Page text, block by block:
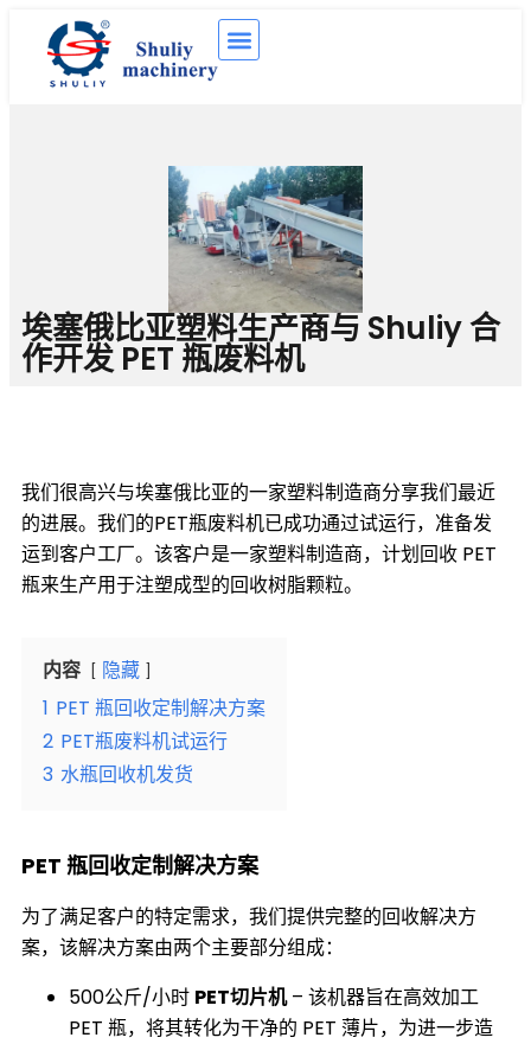
埃塞俄比亚塑料生产商与 Shuliy 合
作开发 PET 瓶废料机
我们很高兴与埃塞俄比亚的一家塑料制造商分享我们最近
的进展。我们的PET瓶废料机已成功通过试运行，准备发
运到客户工厂。该客户是一家塑料制造商，计划回收 PET
瓶来生产用于注塑成型的回收树脂颗粒。
内容
隐藏
1 PET 瓶回收定制解决方案
2 PET瓶废料机试运行
3 水瓶回收机发货
PET 瓶回收定制解决方案
为了满足客户的特定需求，我们提供完整的回收解决方
案，该解决方案由两个主要部分组成：
500公斤/小时 PET切片机– 该机器旨在高效加工
PET 瓶，将其转化为干净的 PET 薄片，为进一步造